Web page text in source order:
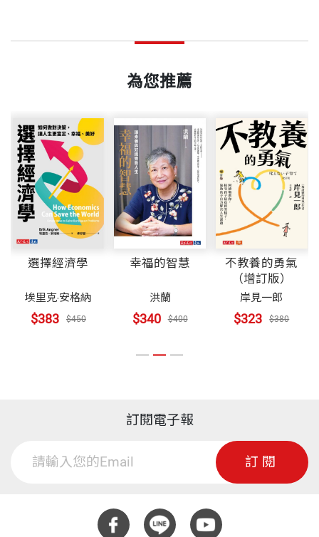
我們在工作上都會立刻下這樣的判斷，但在人生裡卻
寧可不面對時間長短。
其實，我們在地上的日子是可以估算的，因為有平均
年齡，每個人都可以在幾秒鐘內算出自己剩下多少
天，就算心算不如國小三年級的小朋友（是的，乘法
在小學三年級就教了），手機都還內建計算機功能，
你想刪還刪不掉。而且這還只是平均數，每個人身體
充別人的時段，勉強自己做一些表面工夫。
有時會遇到一些工作，好像只要看起來讓老闆開心，
闆們也不在乎那些形式，他們只在乎效果。那些事是
做就對了。是的，你、我都能有創意力。
──宋明峰，光寶科技智能生活與應用事業群執行長
做政治文宣和做商品廣告一樣，都想用不同的創意說
好一個故事。要讓消費者或民眾站在你這邊，你必須
先和他們站在一起。
網路時代，點擊容易，記憶很難。創意，要「有敢」
與眾不同，更要讓人「有感」。我有幸認識許多創意
人，Kurt是箇中高手。
──林錦昌，文化總會秘書長
有人說，創意就是讓兩件不同的事融合在一起，並產
讀、融合新意義的技術。Kurt是個認真生活的創意
人，所以他覺得「多做家事才會做事」。
生活中的點滴要靠實作體驗，搭配旅行、閱讀、電
用創意來解決》、《跑在去死的路上，我們真的活著
嗎？》、《願故事力與你同在》等。
重量
為您推薦
選擇經濟學
埃里克‧安格納
$383 $450
幸福的智慧
洪蘭
$340 $400
不教養的勇氣
（增訂版）
岸見一郎
$323 $380
訂閱電子報
訂閱